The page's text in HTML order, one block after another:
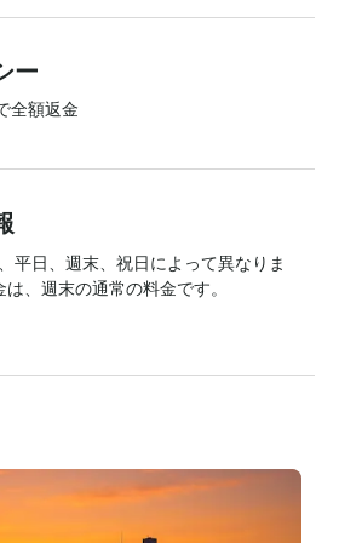
ー
全額返金
平日、週末、祝日によって異なりま
、週末の通常の料金です。